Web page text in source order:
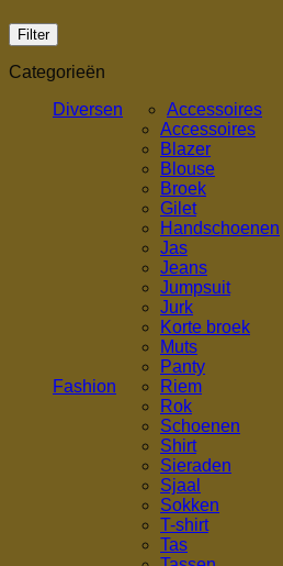
Filter
Categorieën
Diversen
Accessoires
Fashion
Accessoires
Blazer
Blouse
Broek
Gilet
Handschoenen
Jas
Jeans
Jumpsuit
Jurk
Korte broek
Muts
Panty
Riem
Rok
Schoenen
Shirt
Sieraden
Sjaal
Sokken
T-shirt
Tas